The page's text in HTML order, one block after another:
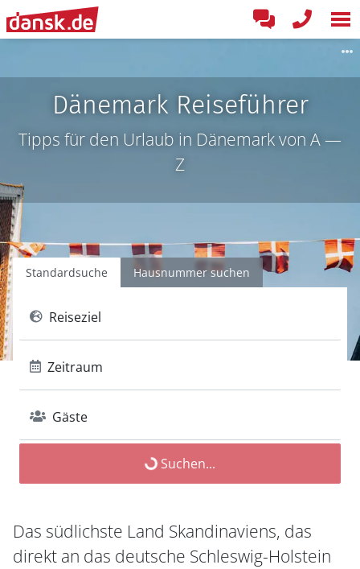
Dänemark Reiseführer
Tipps für den Urlaub in Dänemark von A —
Z
Standardsuche Hausnummer suchen
Reiseziel
Zeitraum
Gäste
Suchen...
Das südlichste Land Skandinaviens, das
direkt an das deutsche Schleswig-Holstein